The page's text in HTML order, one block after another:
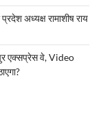
अध्यक्ष रामाशीष राय
एक्सप्रेस वे, Video